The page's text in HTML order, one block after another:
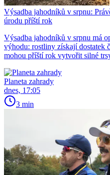
Výsadba jahodníků v srpnu:
úrodu příští rok
Výsadba jahodníků v srpnu má
výhodu: rostliny získají dostatek
mohou příští rok vytvořit silné
Planeta zahrady
dnes, 17:05
3 min